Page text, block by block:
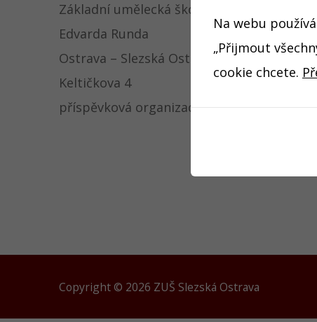
Základní umělecká škola
Edvarda Runda
Ostrava – Slezská Ostrava
Keltičkova 4
příspěvková organizace
Fax:
E-mail:
Copyright © 2026 ZUŠ Slezská Ostrava
Na webu
„Přijmout
cookie chcete.